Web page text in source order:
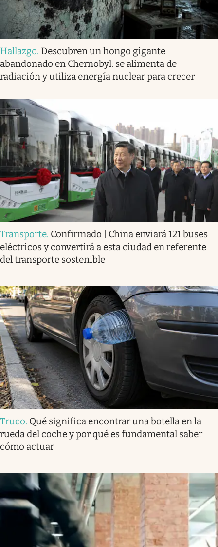
Hallazgo. Descubren un hongo gigante
abandonado en Chernobyl: se alimenta de
radiación y utiliza energía nuclear para crecer
Transporte. Confirmado | China enviará 121 buses
eléctricos y convertirá a esta ciudad en referente
del transporte sostenible
Truco. Qué significa encontrar una botella en la
rueda del coche y por qué es fundamental saber
cómo actuar